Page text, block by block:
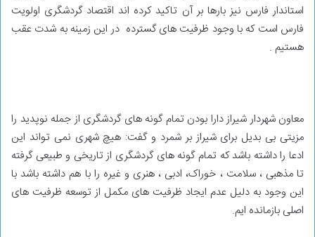
استاندار فارس نیز بارها بر آن تاکید کرده اند اقتصاد گردشگری اولویت
فارس است که با وجود ظرفیت های گسترده در این زمینه به شدت عقب
هستیم .
معاون شهردار شیراز دارا بودن تمام گونه های گردشگری از جمله نوپدید را
مزیتی بی بدیل برای شیراز بر شمرد و گفت: هیچ شهری نمی تواند این
ادعا را داشته باشد که تمام گونه های گردشگری از تاریخی و طبیعی گرفته
تا مذهبی ، سلامت ، خوراک، ادبی ، هنری و غیره را با هم داشته باشد با
این وجود به دلیل عدم ایجاد ظرفیت های مکمل از توسعه ظرفیت های
اصلی بازمانده ایم.